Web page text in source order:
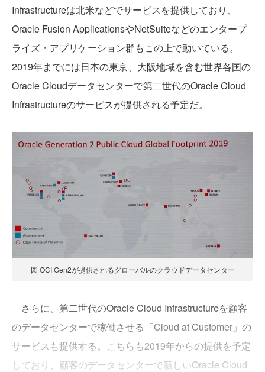
Infrastructureは北米などでサービスを提供しており、
Oracle Fusion ApplicationsやNetSuiteなどのエンタープ
ライズ・アプリケーション群もこの上で動いている。
2019年までには日本の東京、大阪地域を含む世界各国の
Oracle Cloudデータセンターで第二世代のOracle Cloud
Infrastructureのサービスが提供される予定だ。
図 OCI Gen2が提供されるグローバルのクラウドデータセンター
さらに、第二世代のOracle Cloud Infrastructureを顧客
のデータセンターで稼働させる「Cloud at Customer」の
サービスも提供する。こちらも2019年からの提供を予定
しており、顧客のデータセンターで新しいOracle Cloud